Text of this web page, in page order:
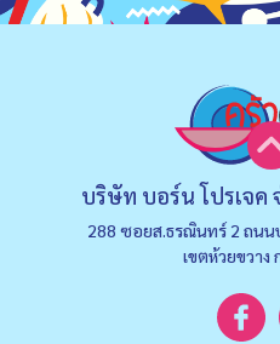
บริษัท บอร์น โปรเจค
288 ซอยส.ธรณินทร์ 2 ถนน
เขตห้วยขวาง